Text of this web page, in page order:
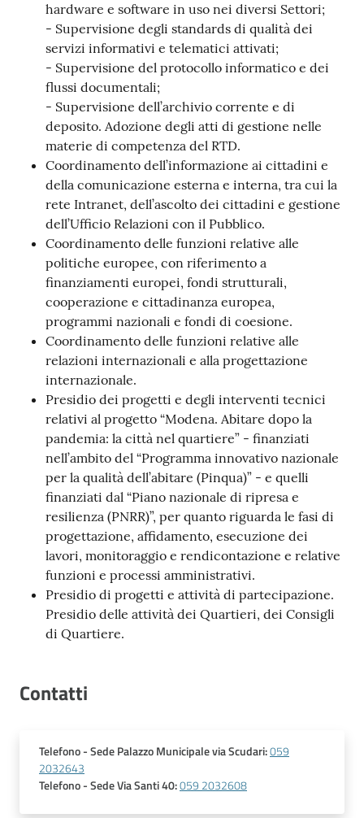
hardware e software in uso nei diversi Settori;
- Supervisione degli standards di qualità dei
servizi informativi e telematici attivati;
- Supervisione del protocollo informatico e dei
flussi documentali;
- Supervisione dell’archivio corrente e di
deposito. Adozione degli atti di gestione nelle
materie di competenza del RTD.
Coordinamento dell’informazione ai cittadini e
della comunicazione esterna e interna, tra cui la
rete Intranet, dell’ascolto dei cittadini e gestione
dell’Ufficio Relazioni con il Pubblico.
Coordinamento delle funzioni relative alle
politiche europee, con riferimento a
finanziamenti europei, fondi strutturali,
cooperazione e cittadinanza europea,
programmi nazionali e fondi di coesione.
Coordinamento delle funzioni relative alle
relazioni internazionali e alla progettazione
internazionale.
Presidio dei progetti e degli interventi tecnici
relativi al progetto “Modena. Abitare dopo la
pandemia: la città nel quartiere” - finanziati
nell’ambito del “Programma innovativo nazionale
per la qualità dell’abitare (Pinqua)” - e quelli
finanziati dal “Piano nazionale di ripresa e
resilienza (PNRR)”, per quanto riguarda le fasi di
progettazione, affidamento, esecuzione dei
lavori, monitoraggio e rendicontazione e relative
funzioni e processi amministrativi.
Presidio di progetti e attività di partecipazione.
Presidio delle attività dei Quartieri, dei Consigli
di Quartiere.
Contatti
Telefono- Sede Palazzo Municipale via Scudari:059
2032643
Telefono- Sede Via Santi 40:059 2032608